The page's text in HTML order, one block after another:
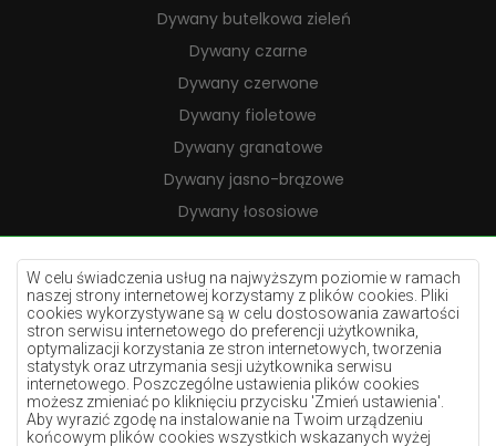
W celu świadczenia usług na najwyższym poziomie w ramach
naszej strony internetowej korzystamy z plików cookies. Pliki
cookies wykorzystywane są w celu dostosowania zawartości
stron serwisu internetowego do preferencji użytkownika,
optymalizacji korzystania ze stron internetowych, tworzenia
statystyk oraz utrzymania sesji użytkownika serwisu
internetowego. Poszczególne ustawienia plików cookies
możesz zmieniać po kliknięciu przycisku 'Zmień ustawienia'.
Aby wyrazić zgodę na instalowanie na Twoim urządzeniu
końcowym plików cookies wszystkich wskazanych wyżej
Dywany butelkowa zieleń
Dywany czarne
Dywany czerwone
Dywany fioletowe
Dywany granatowe
Dywany jasno-brązowe
Dywany łososiowe
Dywany kremowe
Dywany lilac
Dywany żółte
Dywany miętowe
Dywany niebieskie
Dywany pomarańczowe
Dywany różowe